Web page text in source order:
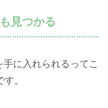
見つかる
に入れられるってこ
。